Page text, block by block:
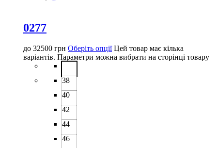
0277
до 32500 грн Оберіть опції Цей товар має кілька
варіантів. Параметри можна вибрати на сторінці товару
38
40
42
44
46